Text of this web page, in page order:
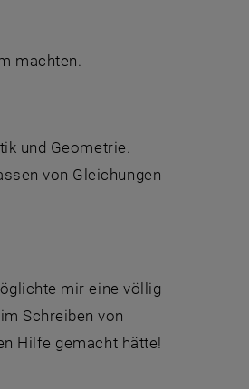
machten.
und Geometrie.
von Gleichungen
mir eine völlig
Schreiben von
Hilfe gemacht hätte!